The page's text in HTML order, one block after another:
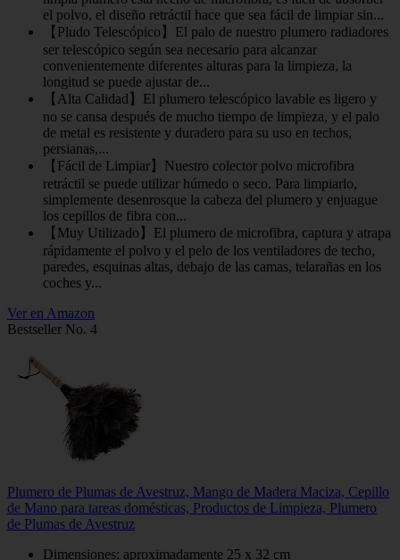
el polvo, el diseño retráctil hace que sea fácil de limpiar sin...
【Pludo Telescópico】El palo de nuestro plumero radiadores
ser telescópico según sea necesario para alcanzar
convenientemente diferentes alturas para la limpieza, la
longitud se puede ajustar de...
【Alta Calidad】El plumero telescópico lavable es ligero y
no se cansa después de mucho tiempo de limpieza, y el palo
de metal es resistente y duradero para su uso en techos,
persianas,...
【Fácil de Limpiar】Nuestro colector polvo microfibra
retráctil se puede utilizar húmedo o seco. Para limpiarlo,
simplemente desenrosque la cabeza del plumero y enjuague
los cepillos de fibra con...
【Muy Utilizado】El plumero de microfibra, captura y atrapa
rápidamente el polvo y el pelo de los ventiladores de techo,
paredes, esquinas altas, debajo de las camas, telarañas en los
coches y...
Ver en Amazon
Bestseller No. 4
Plumero de Plumas de Avestruz, Mango de Madera Maciza, Cepillo
de Mano para tareas domésticas, Productos de Limpieza, Plumero
de Plumas de Avestruz
Dimensiones: aproximadamente 25 x 32 cm